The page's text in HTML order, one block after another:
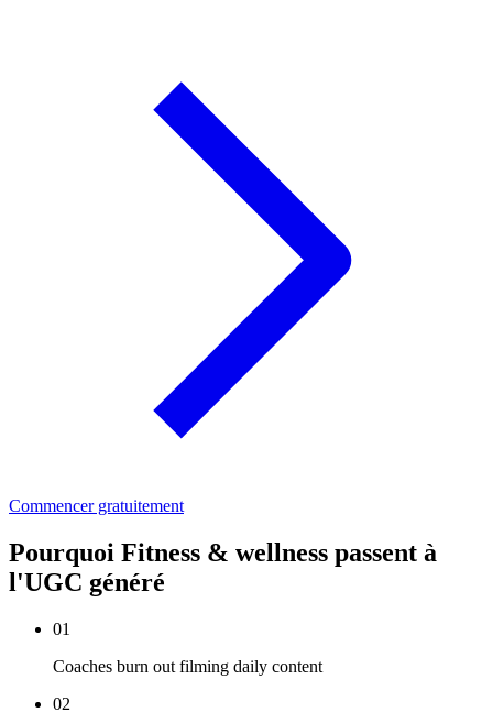
Commencer gratuitement
Pourquoi Fitness & wellness passent à
l'UGC généré
01
Coaches burn out filming daily content
02